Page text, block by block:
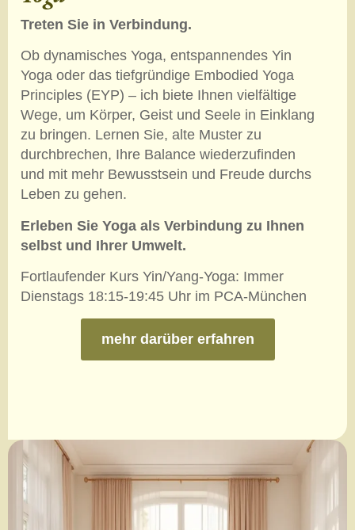
Treten Sie in Verbindung.
Ob dynamisches Yoga, entspannendes Yin
Yoga oder das tiefgründige Embodied Yoga
Principles (EYP) – ich biete Ihnen vielfältige
Wege, um Körper, Geist und Seele in Einklang
zu bringen. Lernen Sie, alte Muster zu
durchbrechen, Ihre Balance wiederzufinden
und mit mehr Bewusstsein und Freude durchs
Leben zu gehen.
Erleben Sie Yoga als Verbindung zu Ihnen
selbst und Ihrer Umwelt.
Fortlaufender Kurs Yin/Yang-Yoga: Immer
Dienstags 18:15-19:45 Uhr im PCA-München
mehr darüber erfahren